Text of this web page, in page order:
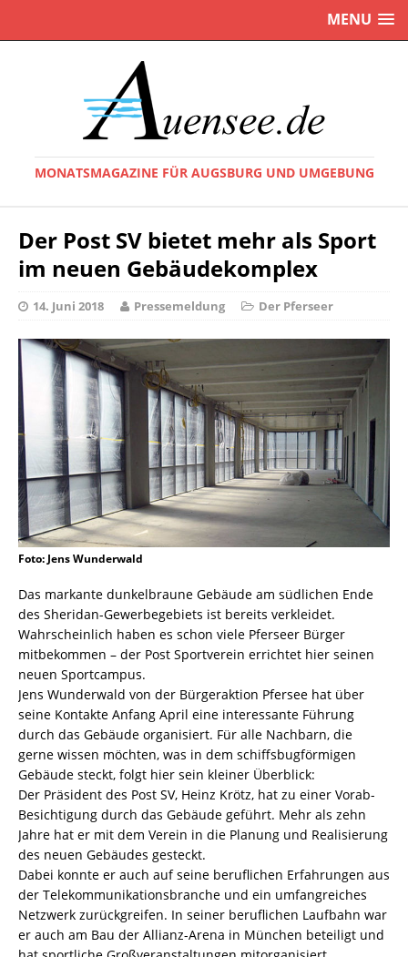
MENU
MONATSMAGAZINE FÜR AUGSBURG UND UMGEBUNG
Der Post SV bietet mehr als Sport
im neuen Gebäudekomplex
14. Juni 2018 Pressemeldung Der Pferseer
Foto: Jens Wunderwald
Das markante dunkelbraune Gebäude am südlichen Ende
des Sheridan-Gewerbegebiets ist bereits verkleidet.
Wahrscheinlich haben es schon viele Pferseer Bürger
mitbekommen – der Post Sportverein errichtet hier seinen
neuen Sportcampus.
Jens Wunderwald von der Bürgeraktion Pfersee hat über
seine Kontakte Anfang April eine interessante Führung
durch das Gebäude organisiert. Für alle Nachbarn, die
gerne wissen möchten, was in dem schiffsbugförmigen
Gebäude steckt, folgt hier sein kleiner Überblick:
Der Präsident des Post SV, Heinz Krötz, hat zu einer Vorab-
Besichtigung durch das Gebäude geführt. Mehr als zehn
Jahre hat er mit dem Verein in die Planung und Realisierung
des neuen Gebäudes gesteckt.
Dabei konnte er auch auf seine beruflichen Erfahrungen aus
der Telekommunikationsbranche und ein umfangreiches
Netzwerk zurückgreifen. In seiner beruflichen Laufbahn war
er auch am Bau der Allianz-Arena in München beteiligt und